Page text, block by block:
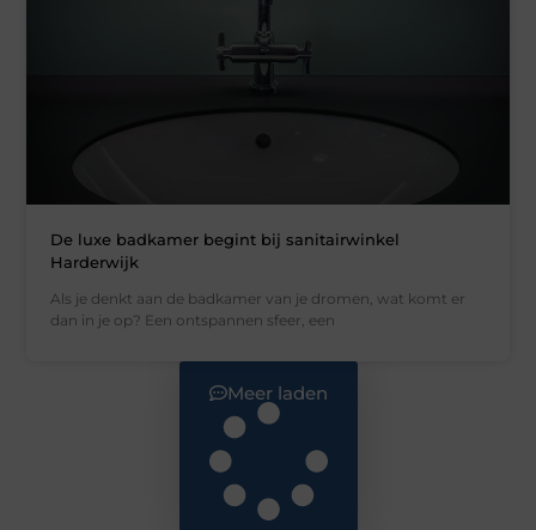
De luxe badkamer begint bij sanitairwinkel
Harderwijk
Als je denkt aan de badkamer van je dromen, wat komt er
dan in je op? Een ontspannen sfeer, een
Meer laden